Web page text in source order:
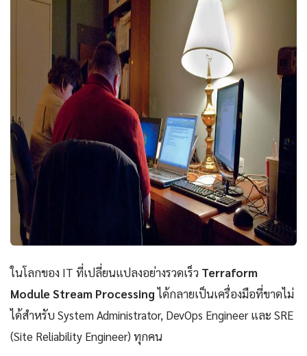
ในโลกของ IT ที่เปลี่ยนแปลงอย่างรวดเร็ว Terraform
Module Stream Processingได้กลายเป็นเครื่องมือที่ขาดไม่
ได้สำหรับ System Administrator, DevOps Engineer และ SRE
(Site Reliability Engineer) ทุกคน